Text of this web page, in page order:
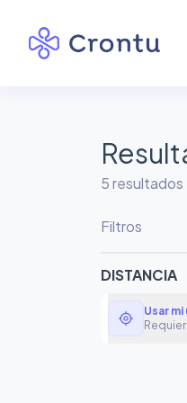
5resultados
Filtros
DISTANCIA
my_location
Usar